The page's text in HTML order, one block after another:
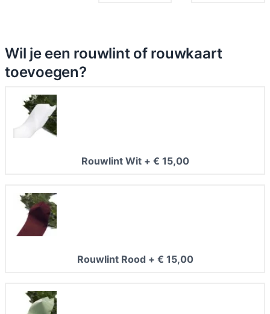
Wil je een rouwlint of rouwkaart
toevoegen?
Rouwlint Wit+ € 15,00
Rouwlint Rood+ € 15,00